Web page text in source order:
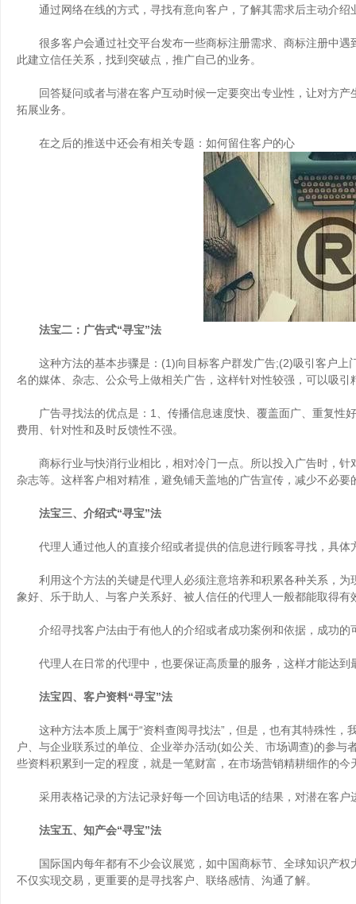
通过网络在线的方式，寻找有意向客户，了解其需求后主动介绍
很多客户会通过社交平台发布一些商标注册需求、商标注册中遇
此建立信任关系，找到突破点，推广自己的业务。
回答疑问或者与潜在客户互动时候一定要突出专业性，让对方产
拓展业务。
在之后的推送中还会有相关专题：如何留住客户的心
法宝二：广告式“寻宝”法
这种方法的基本步骤是：(1)向目标客户群发广告;(2)吸引客户上
名的媒体、杂志、公众号上做相关广告，这样针对性较强，可以吸引
广告寻找法的优点是：1、传播信息速度快、覆盖面广、重复性
费用、针对性和及时反馈性不强。
商标行业与快消行业相比，相对冷门一点。所以投入广告时，针
杂志等。这样客户相对精准，避免铺天盖地的广告宣传，减少不必要
法宝三、介绍式“寻宝”法
代理人通过他人的直接介绍或者提供的信息进行顾客寻找，具体
利用这个方法的关键是代理人必须注意培养和积累各种关系，为
象好、乐于助人、与客户关系好、被人信任的代理人一般都能取得有
介绍寻找客户法由于有他人的介绍或者成功案例和依据，成功的
代理人在日常的代理中，也要保证高质量的服务，这样才能达到
法宝四、客户资料“寻宝”法
这种方法本质上属于“资料查阅寻找法”，但是，也有其特殊性，
户、与企业联系过的单位、企业举办活动(如公关、市场调查)的参
些资料积累到一定的程度，就是一笔财富，在市场营销精耕细作的今
采用表格记录的方法记录好每一个回访电话的结果，对潜在客户
法宝五、知产会“寻宝”法
国际国内每年都有不少会议展览，如中国商标节、全球知识产权
不仅实现交易，更重要的是寻找客户、联络感情、沟通了解。